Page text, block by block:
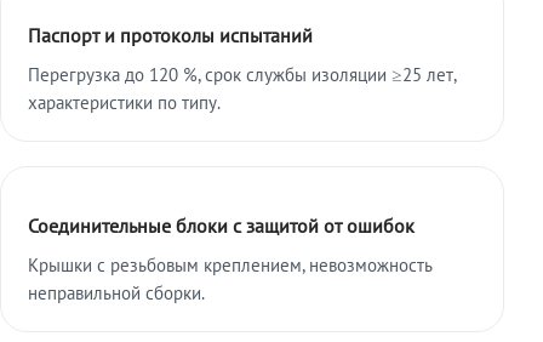
Паспорт и протоколы испытаний
Перегрузка до 120 %, срок службы изоляции ≥25 лет,
характеристики по типу.
Соединительные блоки с защитой от ошибок
Крышки с резьбовым креплением, невозможность
неправильной сборки.